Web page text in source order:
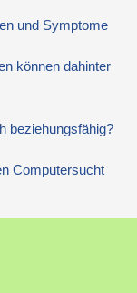
und Symptome
können dahinter
beziehungsfähig?
Computersucht